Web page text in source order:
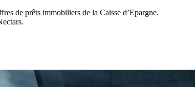
de prêts immobiliers de la Caisse d’Epargne.